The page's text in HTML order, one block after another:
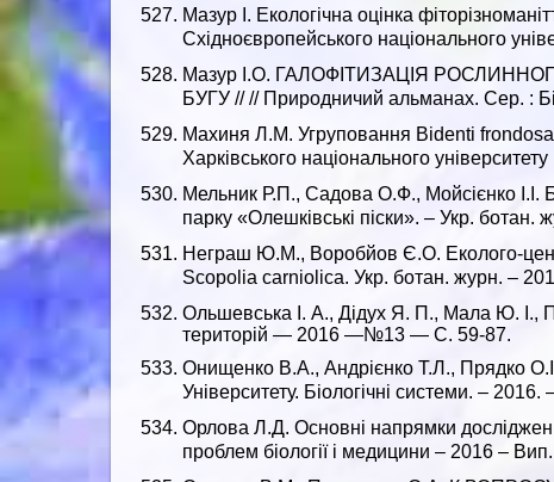
Мазур І. Екологічна оцінка
Східноєвропейського національного
Мазур І.О. ГАЛОФІТИЗАЦІЯ
БУГУ // // Природничий альманах. Сер. :
Махиня Л.М. Угруповання Bidenti
Харківського національного
Мельник Р.П., Садова О.Ф., Мойсієнко І.І.
парку «Олешківські піски». – Укр.
Неграш Ю.М., Воробйов Є.О. Еколого-
Scopolia carniolica. Укр. ботан. журн. –
Ольшевська І. А., Дідух Я. П., Мала Ю. І.,
територій — 2016 —№13 — С. 59-87.
Онищенко В.А., Андрієнко Т.Л., Прядко О.І.
Університету. Біологічні системи. –
Орлова Л.Д. Основні напрямки досліджень
проблем біології і медицини – 2016 –